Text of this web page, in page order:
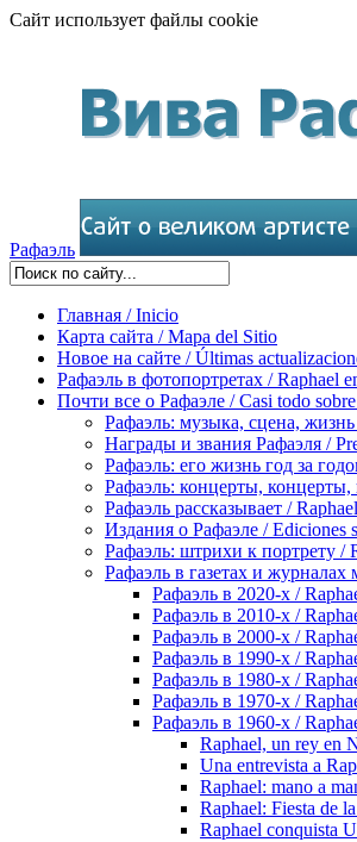
Сайт использует файлы cookie
Рафаэль
Главная / Inicio
Карта сайта / Mapa del Sitio
Новое на сайте / Últimas
Рафаэль в фотопортретах / Raphael
Почти все о Рафаэле / Casi todo
Рафаэль: музыка, сцена,
Награды и звания Рафаэля /
Рафаэль: его жизнь год за
Рафаэль: концерты, концерты,
Рафаэль рассказывает /
Издания о Рафаэле / Ediciones
Рафаэль: штрихи к портрету /
Рафаэль в газетах и
Рафаэль в 2020-х /
Рафаэль в 2010-х /
Рафаэль в 2000-х /
Рафаэль в 1990-х /
Рафаэль в 1980-х /
Рафаэль в 1970-х /
Рафаэль в 1960-х /
Raphael, un rey en
Una entrevista a
Raphael: mano a
Raphael: Fiesta de
Raphael conquista